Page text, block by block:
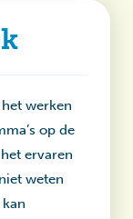
werken
op de
ervaren
weten